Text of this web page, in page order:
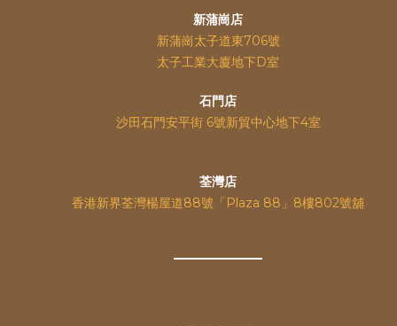
新蒲崗店
新蒲崗太子道東706號
太子工業大廈地下D室
石門店
沙田石門安平街 6號新貿中心地下4室
荃灣店
香港新界荃灣楊屋道88號「Plaza 88」8樓802號舖